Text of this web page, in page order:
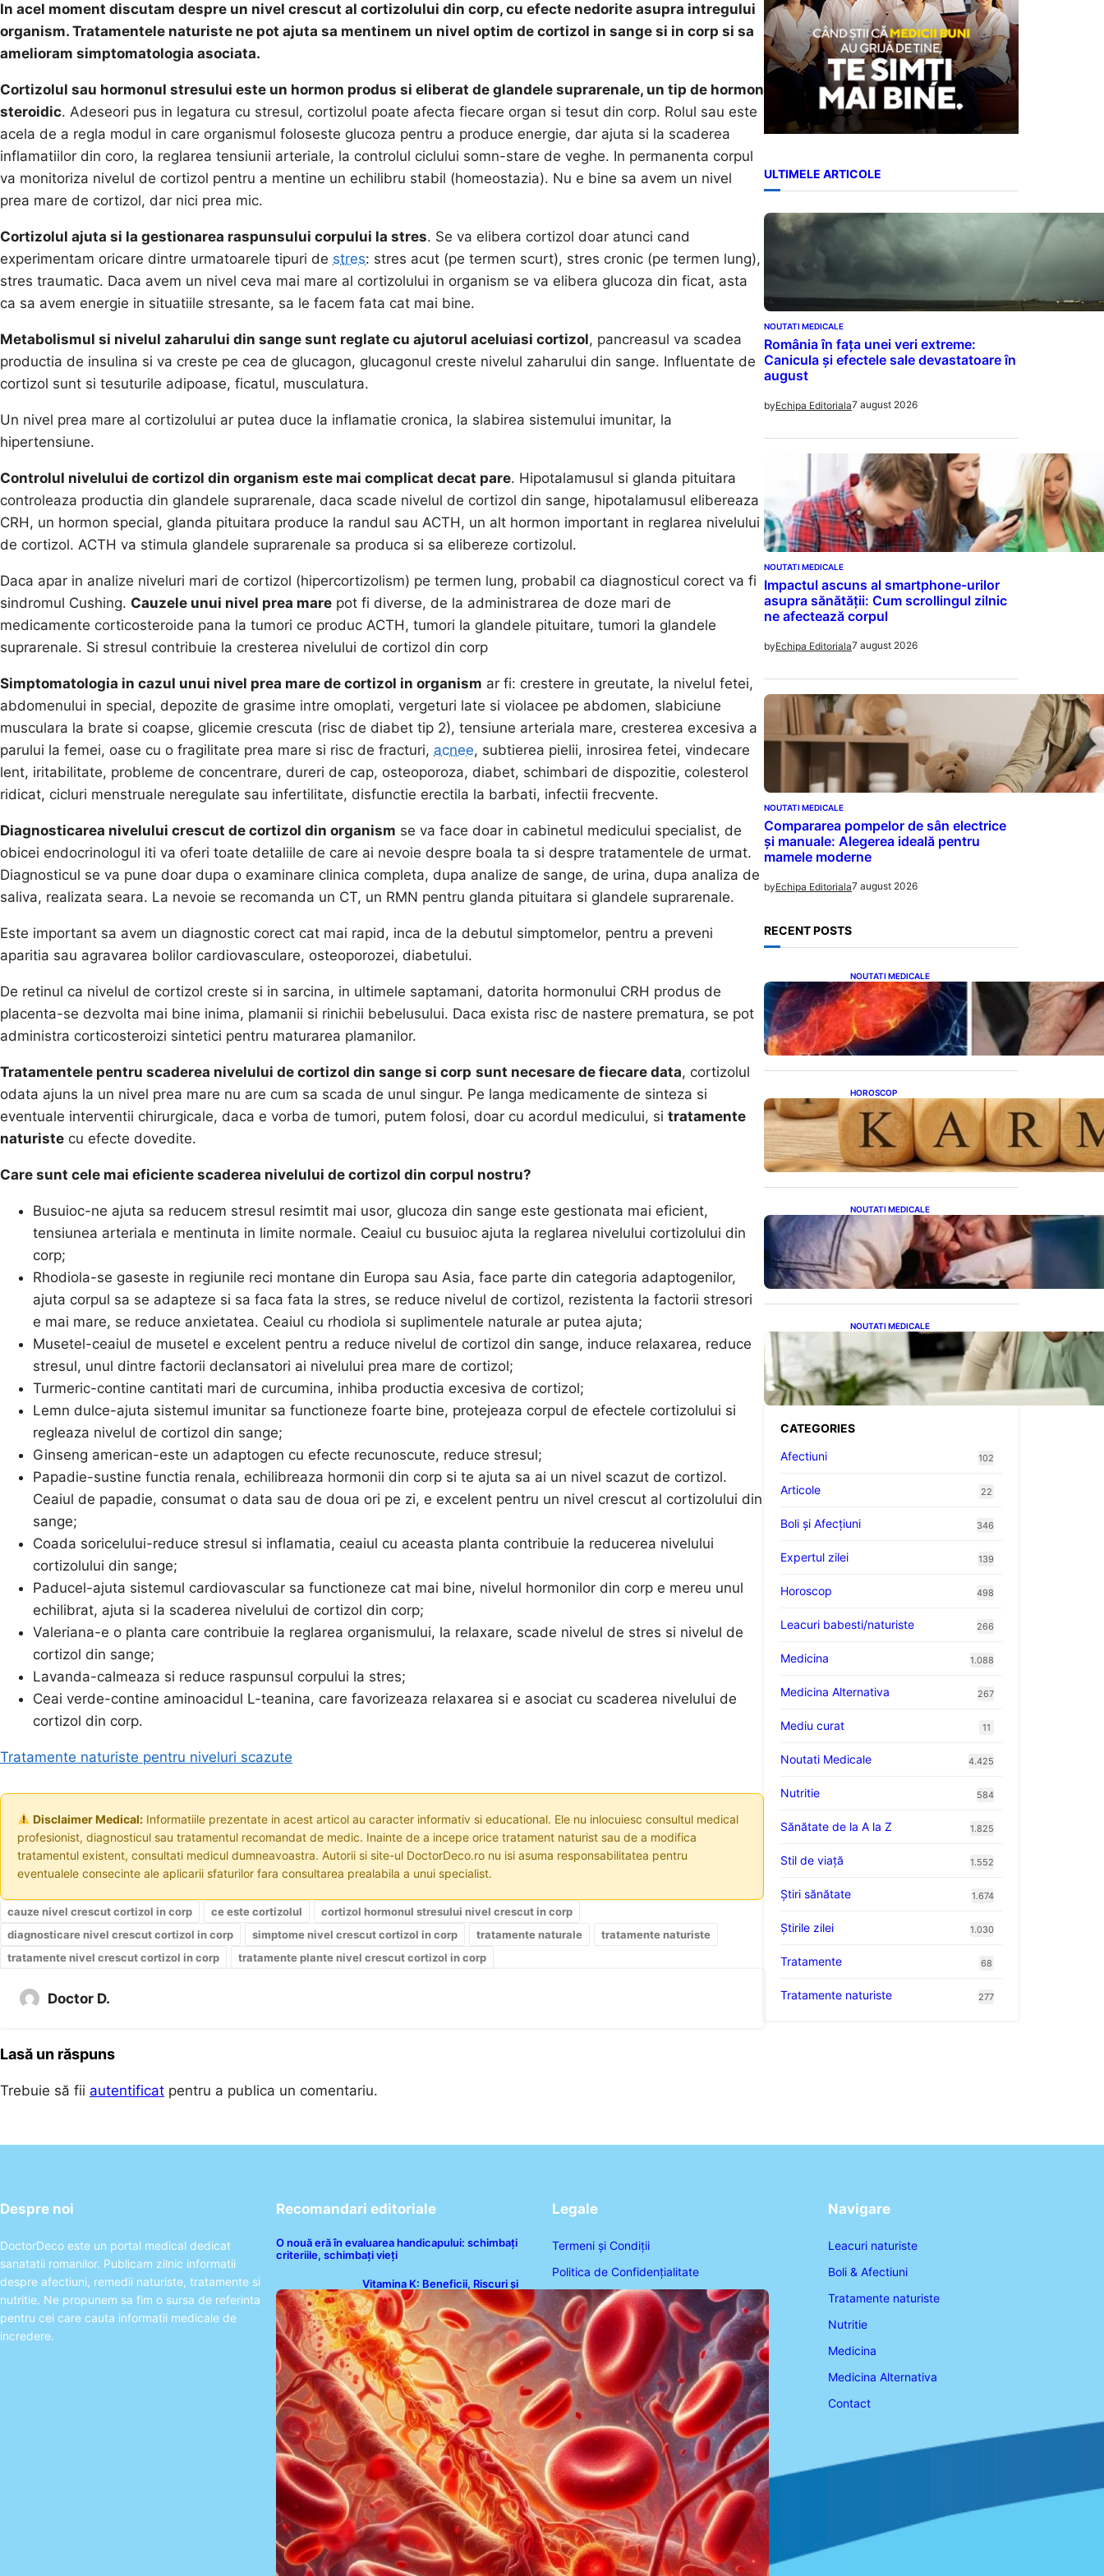
In acel moment discutam despre un nivel crescut al cortizolului din corp, cu efecte nedorite asupra intregului
organism. Tratamentele naturiste ne pot ajuta sa mentinem un nivel optim de cortizol in sange si in corp si sa
amelioram simptomatologia asociata.
Cortizolul sau hormonul stresului este un hormon produs si eliberat de glandele suprarenale, un tip de hormon
steroidic. Adeseori pus in legatura cu stresul, cortizolul poate afecta fiecare organ si tesut din corp. Rolul sau este
acela de a regla modul in care organismul foloseste glucoza pentru a produce energie, dar ajuta si la scaderea
inflamatiilor din coro, la reglarea tensiunii arteriale, la controlul ciclului somn-stare de veghe. In permanenta corpul
va monitoriza nivelul de cortizol pentru a mentine un echilibru stabil (homeostazia). Nu e bine sa avem un nivel
prea mare de cortizol, dar nici prea mic.
Cortizolul ajuta si la gestionarea raspunsului corpului la stres. Se va elibera cortizol doar atunci cand
experimentam oricare dintre urmatoarele tipuri de stres: stres acut (pe termen scurt), stres cronic (pe termen lung),
stres traumatic. Daca avem un nivel ceva mai mare al cortizolului in organism se va elibera glucoza din ficat, asta
ca sa avem energie in situatiile stresante, sa le facem fata cat mai bine.
Metabolismul si nivelul zaharului din sange sunt reglate cu ajutorul aceluiasi cortizol, pancreasul va scadea
productia de insulina si va creste pe cea de glucagon, glucagonul creste nivelul zaharului din sange. Influentate de
cortizol sunt si tesuturile adipoase, ficatul, musculatura.
Un nivel prea mare al cortizolului ar putea duce la inflamatie cronica, la slabirea sistemului imunitar, la
hipertensiune.
Controlul nivelului de cortizol din organism este mai complicat decat pare. Hipotalamusul si glanda pituitara
controleaza productia din glandele suprarenale, daca scade nivelul de cortizol din sange, hipotalamusul elibereaza
CRH, un hormon special, glanda pituitara produce la randul sau ACTH, un alt hormon important in reglarea nivelului
de cortizol. ACTH va stimula glandele suprarenale sa produca si sa elibereze cortizolul.
Daca apar in analize niveluri mari de cortizol (hipercortizolism) pe termen lung, probabil ca diagnosticul corect va fi
sindromul Cushing. Cauzele unui nivel prea mare pot fi diverse, de la administrarea de doze mari de
medicamente corticosteroide pana la tumori ce produc ACTH, tumori la glandele pituitare, tumori la glandele
suprarenale. Si stresul contribuie la cresterea nivelului de cortizol din corp
Simptomatologia in cazul unui nivel prea mare de cortizol in organism ar fi: crestere in greutate, la nivelul fetei,
abdomenului in special, depozite de grasime intre omoplati, vergeturi late si violacee pe abdomen, slabiciune
musculara la brate si coapse, glicemie crescuta (risc de diabet tip 2), tensiune arteriala mare, cresterea excesiva a
parului la femei, oase cu o fragilitate prea mare si risc de fracturi, acnee, subtierea pielii, inrosirea fetei, vindecare
lent, iritabilitate, probleme de concentrare, dureri de cap, osteoporoza, diabet, schimbari de dispozitie, colesterol
ridicat, cicluri menstruale neregulate sau infertilitate, disfunctie erectila la barbati, infectii frecvente.
Diagnosticarea nivelului crescut de cortizol din organism se va face doar in cabinetul medicului specialist, de
obicei endocrinologul iti va oferi toate detaliile de care ai nevoie despre boala ta si despre tratamentele de urmat.
Diagnosticul se va pune doar dupa o examinare clinica completa, dupa analize de sange, de urina, dupa analiza de
saliva, realizata seara. La nevoie se recomanda un CT, un RMN pentru glanda pituitara si glandele suprarenale.
Este important sa avem un diagnostic corect cat mai rapid, inca de la debutul simptomelor, pentru a preveni
aparitia sau agravarea bolilor cardiovasculare, osteoporozei, diabetului.
De retinul ca nivelul de cortizol creste si in sarcina, in ultimele saptamani, datorita hormonului CRH produs de
placenta-se dezvolta mai bine inima, plamanii si rinichii bebelusului. Daca exista risc de nastere prematura, se pot
administra corticosteroizi sintetici pentru maturarea plamanilor.
Tratamentele pentru scaderea nivelului de cortizol din sange si corp sunt necesare de fiecare data, cortizolul
odata ajuns la un nivel prea mare nu are cum sa scada de unul singur. Pe langa medicamente de sinteza si
eventuale interventii chirurgicale, daca e vorba de tumori, putem folosi, doar cu acordul medicului, si tratamente
naturiste cu efecte dovedite.
Care sunt cele mai eficiente scaderea nivelului de cortizol din corpul nostru?
Busuioc-ne ajuta sa reducem stresul resimtit mai usor, glucoza din sange este gestionata mai eficient,
tensiunea arteriala e mentinuta in limite normale. Ceaiul cu busuioc ajuta la reglarea nivelului cortizolului din
corp;
Rhodiola-se gaseste in regiunile reci montane din Europa sau Asia, face parte din categoria adaptogenilor,
ajuta corpul sa se adapteze si sa faca fata la stres, se reduce nivelul de cortizol, rezistenta la factorii stresori
e mai mare, se reduce anxietatea. Ceaiul cu rhodiola si suplimentele naturale ar putea ajuta;
Musetel-ceaiul de musetel e excelent pentru a reduce nivelul de cortizol din sange, induce relaxarea, reduce
stresul, unul dintre factorii declansatori ai nivelului prea mare de cortizol;
Turmeric-contine cantitati mari de curcumina, inhiba productia excesiva de cortizol;
Lemn dulce-ajuta sistemul imunitar sa functioneze foarte bine, protejeaza corpul de efectele cortizolului si
regleaza nivelul de cortizol din sange;
Ginseng american-este un adaptogen cu efecte recunoscute, reduce stresul;
Papadie-sustine functia renala, echilibreaza hormonii din corp si te ajuta sa ai un nivel scazut de cortizol.
Ceaiul de papadie, consumat o data sau de doua ori pe zi, e excelent pentru un nivel crescut al cortizolului din
sange;
Coada soricelului-reduce stresul si inflamatia, ceaiul cu aceasta planta contribuie la reducerea nivelului
cortizolului din sange;
Paducel-ajuta sistemul cardiovascular sa functioneze cat mai bine, nivelul hormonilor din corp e mereu unul
echilibrat, ajuta si la scaderea nivelului de cortizol din corp;
Valeriana-e o planta care contribuie la reglarea organismului, la relaxare, scade nivelul de stres si nivelul de
cortizol din sange;
Lavanda-calmeaza si reduce raspunsul corpului la stres;
Ceai verde-contine aminoacidul L-teanina, care favorizeaza relaxarea si e asociat cu scaderea nivelului de
cortizol din corp.
Tratamente naturiste pentru niveluri scazute
Disclaimer Medical:Informatiile prezentate in acest articol au caracter informativ si educational. Ele nu inlocuiesc consultul medical
profesionist, diagnosticul sau tratamentul recomandat de medic. Inainte de a incepe orice tratament naturist sau de a modifica
tratamentul existent, consultati medicul dumneavoastra. Autorii si site-ul DoctorDeco.ro nu isi asuma responsabilitatea pentru
eventualele consecinte ale aplicarii sfaturilor fara consultarea prealabila a unui specialist.
cauze nivel crescut cortizol in corp ce este cortizolul
cortizol hormonul stresului nivel crescut in corp
diagnosticare nivel crescut cortizol in corp
simptome nivel crescut cortizol in corp tratamente naturale
tratamente naturiste
tratamente nivel crescut cortizol in corp
tratamente plante nivel crescut cortizol in corp
Doctor D.
Lasă un răspuns
Trebuie să fii autentificat pentru a publica un comentariu.
ULTIMELE ARTICOLE
NOUTATI MEDICALE
România în fața unei veri extreme:
Canicula și efectele sale devastatoare în
august
byEchipa Editoriala7 august 2026
NOUTATI MEDICALE
Impactul ascuns al smartphone-urilor
asupra sănătății: Cum scrollingul zilnic
ne afectează corpul
byEchipa Editoriala7 august 2026
NOUTATI MEDICALE
Compararea pompelor de sân electrice
și manuale: Alegerea ideală pentru
mamele moderne
byEchipa Editoriala7 august 2026
RECENT POSTS
NOUTATI MEDICALE
Ficatul Gras: Semnalul Ușor
Ignorat de la Picioare și
Importanța Diagnosticării
Timpurii
HOROSCOP
Eclipsa și Karma: Impactul
Emoțional Asupra Zodiilor
Leu și Vărsător
NOUTATI MEDICALE
Tusea seacă nocturnă:
Semnale importante despre
sănătatea inimii tale
NOUTATI MEDICALE
Sprijin financiar pentru
pensionari: Ce înseamnă
ajutoarele de până la 500
de lei în 2026
CATEGORIES
Afectiuni
102
Articole 22
Boli și Afecțiuni 346
Expertul zilei 139
Horoscop 498
Leacuri babesti/naturiste 266
Medicina 1.088
Medicina Alternativa 267
Mediu curat 11
Noutati Medicale 4.425
Nutritie 584
Sănătate de la A la Z 1.825
Stil de viaţă 1.552
Ştiri sănătate 1.674
Știrile zilei 1.030
Tratamente 68
Tratamente naturiste 277
Despre noi
DoctorDeco este un portal medical dedicat
sanatatii romanilor. Publicam zilnic informatii
despre afectiuni, remedii naturiste, tratamente si
nutritie. Ne propunem sa fim o sursa de referinta
pentru cei care cauta informatii medicale de
incredere.
Recomandari editoriale
O nouă eră în evaluarea handicapului: schimbați
criteriile, schimbați vieți
Vitamina K: Beneficii, Riscuri și
Interacțiuni în Coagularea Sângelui
Legale
Termeni și Condiții
Politica de Confidențialitate
Politica de Cookies
Disclaimer
Contact
Navigare
Leacuri naturiste
Boli & Afectiuni
Tratamente naturiste
Nutritie
Medicina
Medicina Alternativa
Contact